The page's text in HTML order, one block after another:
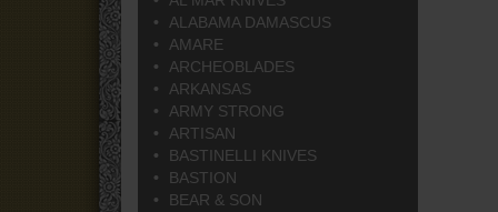
ALABAMA DAMASCUS
AMARE
ARCHEOBLADES
ARKANSAS
ARMY STRONG
ARTISAN
BASTINELLI KNIVES
BASTION
BEAR & SON